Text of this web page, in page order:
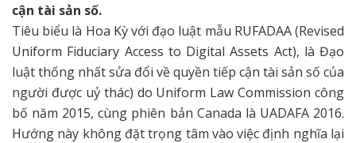
cận tài sản số.
Tiêu biểu là Hoa Kỳ với đạo luật mẫu RUFADAA (Revised
Uniform Fiduciary Access to Digital Assets Act), là Đạo
luật thống nhất sửa đổi về quyền tiếp cận tài sản số của
người được uỷ thác) do Uniform Law Commission công
bố năm 2015, cùng phiên bản Canada là UADAFA 2016.
Hướng này không đặt trọng tâm vào việc định nghĩa lại